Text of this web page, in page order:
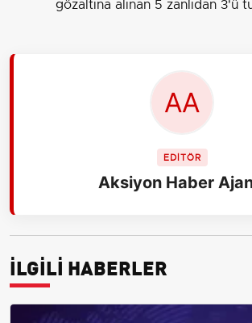
gözaltına alınan 5 zanlıdan 3'ü
EDİTÖR
Aksiyon Haber
İLGİLİ HABERLER